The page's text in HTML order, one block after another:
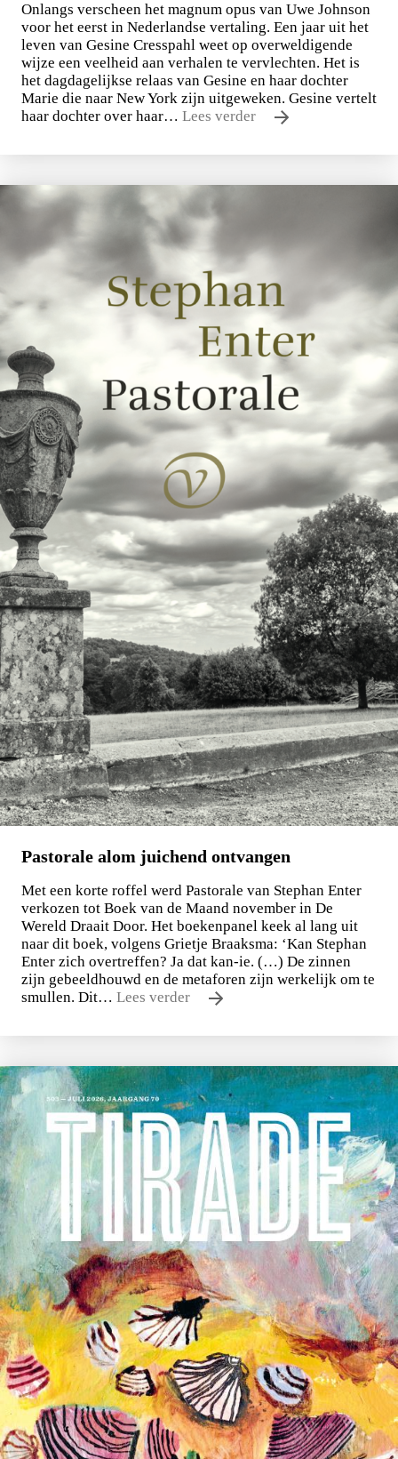
Een jaar uit het leven van Gesine Cresspahl
€49,50
BESTEL
Onlangs verscheen het magnum opus van Uwe Johnson
voor het eerst in Nederlandse vertaling. Een jaar uit het
leven van Gesine Cresspahl weet op overweldigende
wijze een veelheid aan verhalen te vervlechten. Het is
het dagdagelijkse relaas van Gesine en haar dochter
Marie die naar New York zijn uitgeweken. Gesine vertelt
haar dochter over haar… Lees verder
Stephan Enter
Pastorale
€23,99
BESTEL
Pastorale alom juichend ontvangen
Met een korte roffel werd Pastorale van Stephan Enter
verkozen tot Boek van de Maand november in De
Wereld Draait Door. Het boekenpanel keek al lang uit
naar dit boek, volgens Grietje Braaksma: ‘Kan Stephan
Enter zich overtreffen? Ja dat kan-ie. (…) De zinnen
zijn gebeeldhouwd en de metaforen zijn werkelijk om te
smullen. Dit… Lees verder